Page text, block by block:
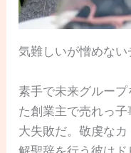
気難しいが憎めない
素手で未来グルー
た創業主で売れっ
大失敗だ。敬虔な